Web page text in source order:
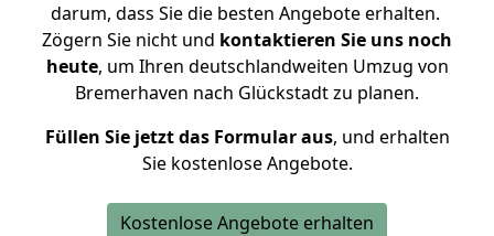
darum, dass Sie die besten Angebote erhalten.
Zögern Sie nicht und kontaktieren Sie uns noch
heute, um Ihren deutschlandweiten Umzug von
Bremerhaven nach Glückstadt zu planen.
Füllen Sie jetzt das Formular aus, und erhalten
Sie kostenlose Angebote.
Kostenlose Angebote erhalten